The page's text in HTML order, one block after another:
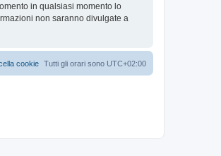
in qualsiasi momento lo
non saranno divulgate a
Tutti gli orari sono UTC+02:00
cookie